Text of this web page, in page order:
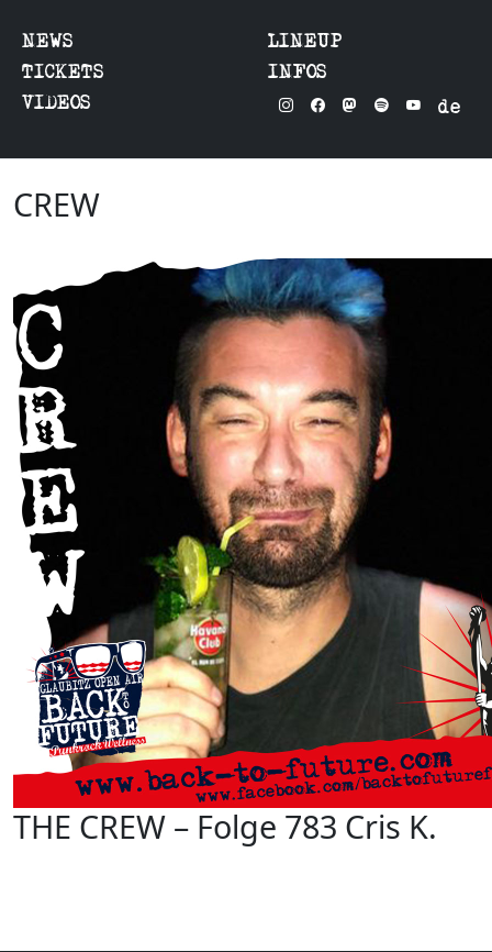
NEWS
LINEUP
TICKETS
INFOS
VIDEOS
de
CREW
THE CREW – Folge 783 Cris K.